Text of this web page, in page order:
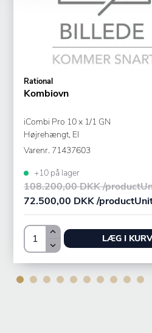
Rational
Kombiovn
iCombi Pro 10 x 1/1 GN
Højrehængt, El
Varenr. 71437603
+10 på lager
108.200,00 DKK /
72.500,00 DKK /
LÆG I KURV